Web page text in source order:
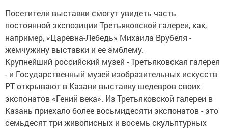
Посетители выставки смогут увидеть часть
постоянной экспозиции Третьяковской галереи, как,
например, «Царевна-Лебедь» Михаила Врубеля -
жемчужину выставки и ее эмблему.
Крупнейший российский музей - Третьяковская галерея
- и Государственный музей изобразительных искусств
РТ открывают в Казани выставку шедевров своих
экспонатов «Гений века». Из Третьяковской галереи в
Казань приехало более восьмидесяти экспонатов - это
семьдесят три живописных и восемь скульптурных